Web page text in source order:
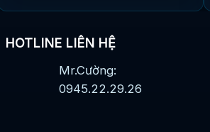
HOTLINE LIÊN HỆ
Mr.Cường:
0945.22.29.26